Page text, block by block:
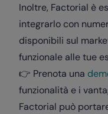
Inoltre, Factorial è
integrarlo con
disponibili sul
funzionale alle tue
👉 Prenota una
funzionalità e i
Factorial può